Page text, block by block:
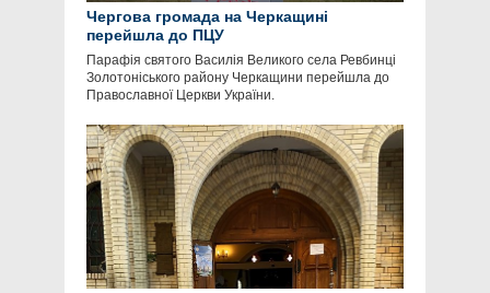
Чергова громада на Черкащині
перейшла до ПЦУ
Парафія святого Василія Великого села Ревбинці
Золотоніського району Черкащини перейшла до
Православної Церкви України.